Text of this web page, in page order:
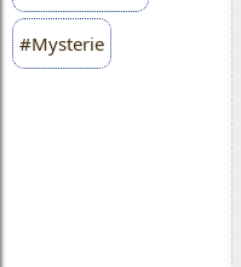
#Mysterie